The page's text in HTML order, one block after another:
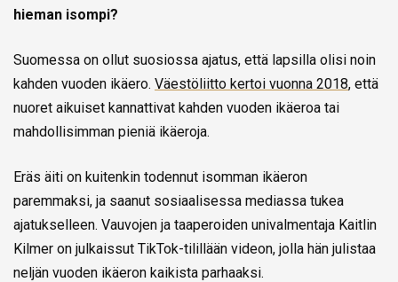
hieman isompi?
Suomessa on ollut suosiossa ajatus, että lapsilla olisi noin
kahden vuoden ikäero. Väestöliitto kertoi vuonna 2018, että
nuoret aikuiset kannattivat kahden vuoden ikäeroa tai
mahdollisimman pieniä ikäeroja.
Eräs äiti on kuitenkin todennut isomman ikäeron
paremmaksi, ja saanut sosiaalisessa mediassa tukea
ajatukselleen. Vauvojen ja taaperoiden univalmentaja Kaitlin
Kilmer on julkaissut TikTok-tilillään videon, jolla hän julistaa
neljän vuoden ikäeron kaikista parhaaksi.